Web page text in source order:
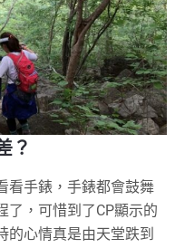
？
看手錶，手錶都會鼓舞
了，可惜到了CP顯示的
的心情真是由天堂跌到